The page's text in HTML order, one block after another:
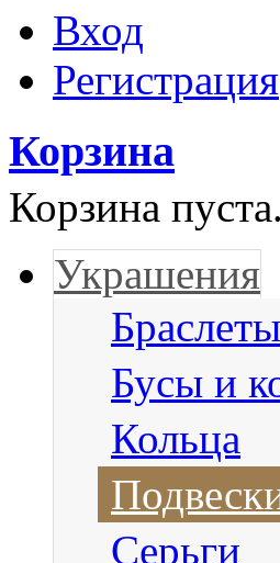
Вход
Регистрация
Корзина
Корзина пуста.
Украшения
Браслеты
Бусы и
Кольца
Серьги